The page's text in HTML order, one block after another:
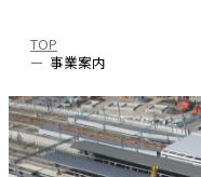
TOP
事業案内